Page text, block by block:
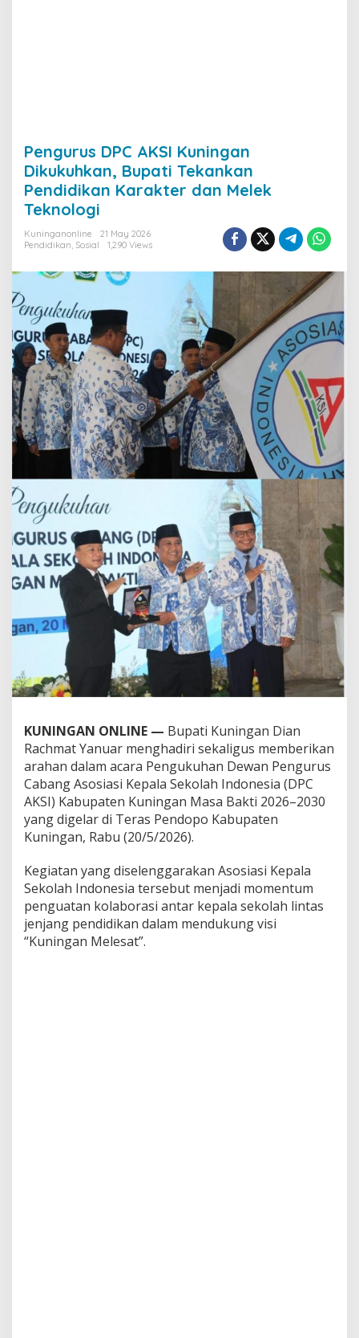
Pengurus DPC AKSI Kuningan
Dikukuhkan, Bupati Tekankan
Pendidikan Karakter dan Melek
Teknologi
Kuninganonline
21 May 2026
Pendidikan, Sosial 1,290 Views
KUNINGAN ONLINE — Bupati Kuningan Dian
Rachmat Yanuar menghadiri sekaligus memberikan
arahan dalam acara Pengukuhan Dewan Pengurus
Cabang Asosiasi Kepala Sekolah Indonesia (DPC
AKSI) Kabupaten Kuningan Masa Bakti 2026–2030
yang digelar di Teras Pendopo Kabupaten
Kuningan, Rabu (20/5/2026).
Kegiatan yang diselenggarakan Asosiasi Kepala
Sekolah Indonesia tersebut menjadi momentum
penguatan kolaborasi antar kepala sekolah lintas
jenjang pendidikan dalam mendukung visi
“Kuningan Melesat”.